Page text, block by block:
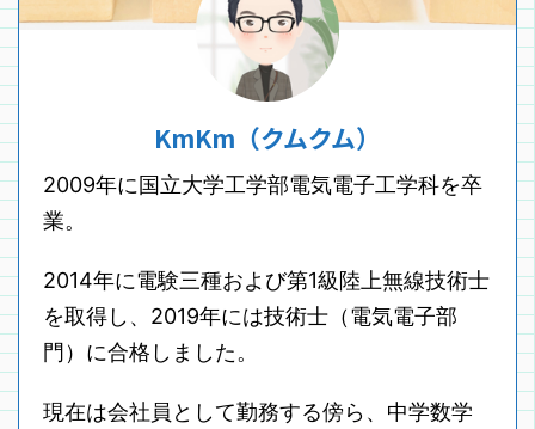
KmKm（クムクム）
2009年に国立大学工学部電気電子工学科を卒
業。
2014年に電験三種および第1級陸上無線技術士
を取得し、2019年には技術士（電気電子部
門）に合格しました。
現在は会社員として勤務する傍ら、中学数学